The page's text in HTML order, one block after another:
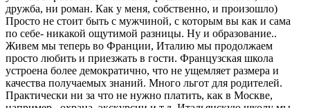
дружба, ни роман. Как у меня, собственно, и произошло)
Просто не стоит быть с мужчиной, с которым вы как и сама
по себе- никакой ощутимой разницы. Ну и образование..
Живем мы теперь во Франции, Италию мы продолжаем
просто любить и приезжать в гости. Французская школа
устроена более демократично, что не ущемляет размера и
качества получаемых знаний. Много льгот для родителей.
Практически ни за что не нужно платить, как в Москве,